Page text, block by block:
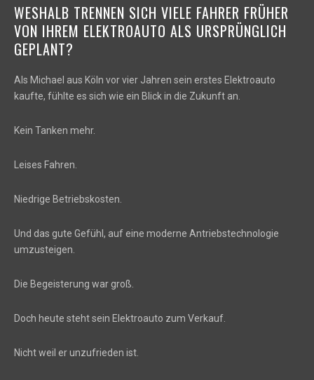
WESHALB TRENNEN SICH VIELE FAHRER FRÜHER
VON IHREM ELEKTROAUTO ALS URSPRÜNGLICH
GEPLANT?
Als Michael aus Köln vor vier Jahren sein erstes Elektroauto
kaufte, fühlte es sich wie ein Blick in die Zukunft an.
Kein Tanken mehr.
Leises Fahren.
Niedrige Betriebskosten.
Und das gute Gefühl, auf eine moderne Antriebstechnologie
umzusteigen.
Die Begeisterung war groß.
Doch heute steht sein Elektroauto zum Verkauf.
Nicht weil er unzufrieden ist.